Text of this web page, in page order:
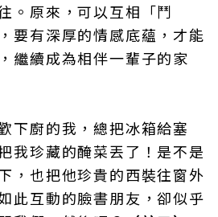
。原來，可以互相「鬥
要有深厚的情感底蘊，才能
繼續成為相伴一輩子的家
下廚的我，總把冰箱給塞
我珍藏的醃菜丟了！是不是
，也把他珍貴的西裝往窗外
此互動的臉書朋友，卻似乎